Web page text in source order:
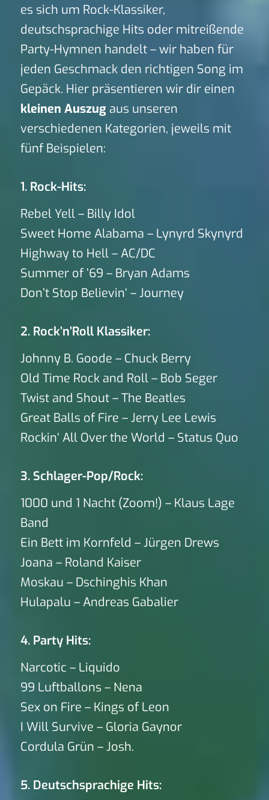
es sich um Rock-Klassiker,
deutschsprachige Hits oder mitreißende
Party-Hymnen handelt – wir haben für
jeden Geschmack den richtigen Song im
Gepäck. Hier präsentieren wir dir einen
kleinen Auszugaus unseren
verschiedenen Kategorien, jeweils mit
fünf Beispielen:
1. Rock-Hits:
Rebel Yell – Billy Idol
Sweet Home Alabama – Lynyrd Skynyrd
Highway to Hell – AC/DC
Summer of ’69 – Bryan Adams
Don’t Stop Believin‘ – Journey
2. Rock’n’Roll Klassiker:
Johnny B. Goode – Chuck Berry
Old Time Rock and Roll – Bob Seger
Twist and Shout – The Beatles
Great Balls of Fire – Jerry Lee Lewis
Rockin‘ All Over the World – Status Quo
3. Schlager-Pop/Rock:
1000 und 1 Nacht (Zoom!) – Klaus Lage
Band
Ein Bett im Kornfeld – Jürgen Drews
Joana – Roland Kaiser
Moskau – Dschinghis Khan
Hulapalu – Andreas Gabalier
4. Party Hits:
Narcotic – Liquido
99 Luftballons – Nena
Sex on Fire – Kings of Leon
I Will Survive – Gloria Gaynor
Cordula Grün – Josh.
5. Deutschsprachige Hits: